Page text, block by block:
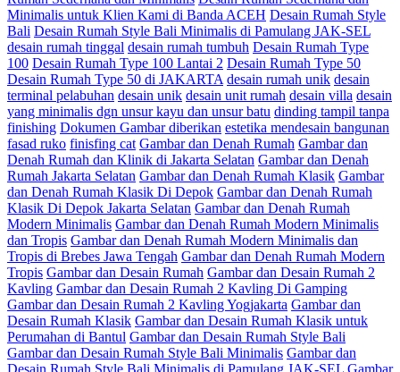
Minimalis untuk Klien Kami di Banda ACEH Desain Rumah Style
Bali Desain Rumah Style Bali Minimalis di Pamulang JAK-SEL
desain rumah tinggal desain rumah tumbuh Desain Rumah Type
100 Desain Rumah Type 100 Lantai 2 Desain Rumah Type 50
Desain Rumah Type 50 di JAKARTA desain rumah unik desain
terminal pelabuhan desain unik desain unit rumah desain villa desain
yang minimalis dgn unsur kayu dan unsur batu dinding tampil tanpa
finishing Dokumen Gambar diberikan estetika mendesain bangunan
fasad ruko finisfing cat Gambar dan Denah Rumah Gambar dan
Denah Rumah dan Klinik di Jakarta Selatan Gambar dan Denah
Rumah Jakarta Selatan Gambar dan Denah Rumah Klasik Gambar
dan Denah Rumah Klasik Di Depok Gambar dan Denah Rumah
Klasik Di Depok Jakarta Selatan Gambar dan Denah Rumah
Modern Minimalis Gambar dan Denah Rumah Modern Minimalis
dan Tropis Gambar dan Denah Rumah Modern Minimalis dan
Tropis di Brebes Jawa Tengah Gambar dan Denah Rumah Modern
Tropis Gambar dan Desain Rumah Gambar dan Desain Rumah 2
Kavling Gambar dan Desain Rumah 2 Kavling Di Gamping
Gambar dan Desain Rumah 2 Kavling Yogjakarta Gambar dan
Desain Rumah Klasik Gambar dan Desain Rumah Klasik untuk
Perumahan di Bantul Gambar dan Desain Rumah Style Bali
Gambar dan Desain Rumah Style Bali Minimalis Gambar dan